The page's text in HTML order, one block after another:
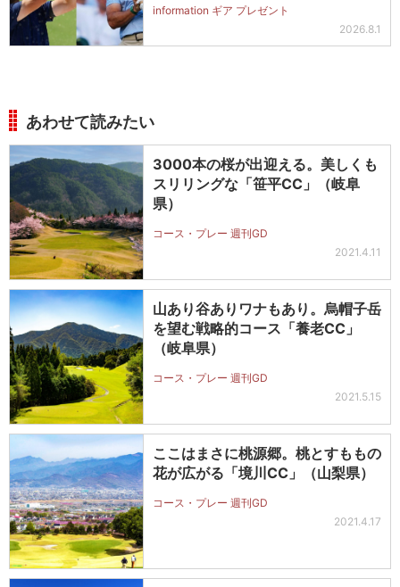
ットを抽選で2名に！
information ギア プレゼント
2026.8.1
あわせて読みたい
3000本の桜が出迎える。美しくも
スリリングな「笹平CC」（岐阜
県）
コース・プレー 週刊GD
2021.4.11
山あり谷ありワナもあり。烏帽子岳
を望む戦略的コース「養老CC」
（岐阜県）
コース・プレー 週刊GD
2021.5.15
ここはまさに桃源郷。桃とすももの
花が広がる「境川CC」（山梨県）
コース・プレー 週刊GD
2021.4.17